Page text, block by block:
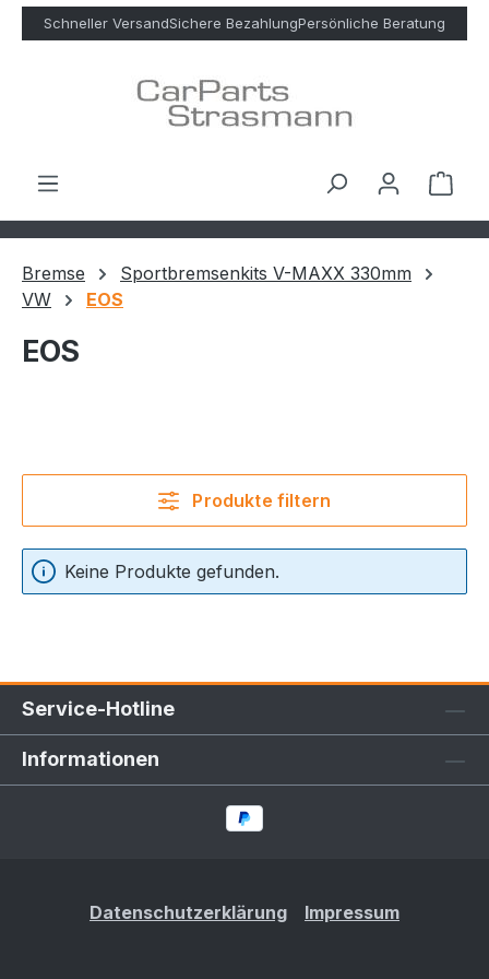
Zum Hauptinhalt springen
Schneller VersandSichere BezahlungPersönliche Beratung
Bremse
Sportbremsenkits V-MAXX 330mm
VW
EOS
EOS
Produkte filtern
Keine Produkte gefunden.
Service-Hotline
Informationen
Datenschutzerklärung Impressum